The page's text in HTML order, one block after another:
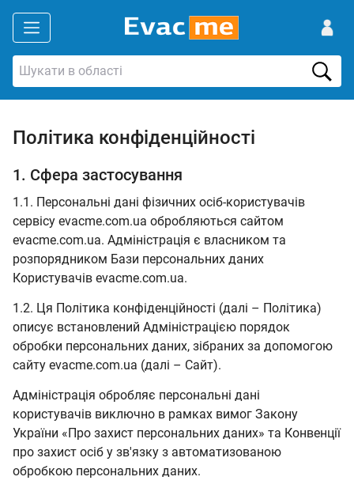
Політика конфіденційності
1. Сфера застосування
1.1. Персональні дані фізичних осіб-користувачів
сервісу evacme.com.ua обробляються сайтом
evacme.com.ua. Адміністрація є власником та
розпорядником Бази персональних даних
Користувачів evacme.com.ua.
1.2. Ця Політика конфіденційності (далі – Політика)
описує встановлений Адміністрацією порядок
обробки персональних даних, зібраних за допомогою
сайту evacme.com.ua (далі – Сайт).
Адміністрація обробляє персональні дані
користувачів виключно в рамках вимог Закону
України «Про захист персональних даних» та Конвенції
про захист осіб у зв'язку з автоматизованою
обробкою персональних даних.